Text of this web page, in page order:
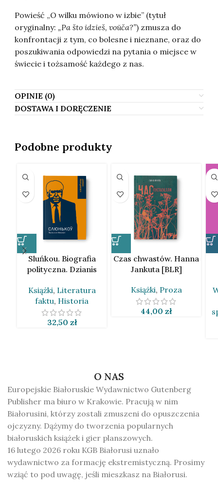
Powieść „O wilku mówiono w izbie” (tytuł
oryginalny: „Pa što idzieš, voŭča?”) zmusza do
konfrontacji z tym, co bolesne i nieznane, oraz do
poszukiwania odpowiedzi na pytania o miejsce w
świecie i tożsamość każdego z nas.
OPINIE (0)
DOSTAWA I DORĘCZENIE
Podobne produkty
Sluńkou. Biografia
polityczna. Dzianis
Książki, Literatura
faktu, Historia
32,50 zł
Czas chwastów. Hanna
Jankuta [BLR]
Książki, Proza
44,00 zł
O NAS
Europejskie Białoruskie Wydawnictwo Gutenberg
Publisher ma biuro w Krakowie. Pracują w nim
Białorusini, którzy zostali zmuszeni do opuszczenia
ojczyzny. Dążymy do tworzenia popularnych
białoruskich książek i gier planszowych.
16 lutego 2026 roku KGB Białorusi uznało
wydawnictwo za formację ekstremistyczną. Prosimy
wziąć to pod uwagę, jeśli mieszkasz na Białorusi.